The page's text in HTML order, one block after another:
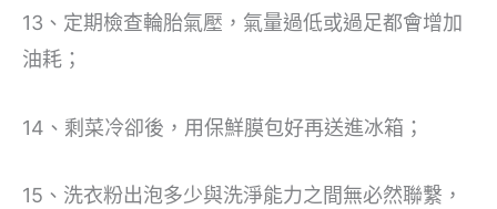
13、定期檢查輪胎氣壓，氣量過低或過足都會增加
油耗；
14、剩菜冷卻後，用保鮮膜包好再送進冰箱；
15、洗衣粉出泡多少與洗淨能力之間無必然聯繫，